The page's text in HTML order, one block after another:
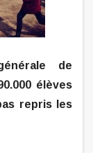
de
élèves
repris les